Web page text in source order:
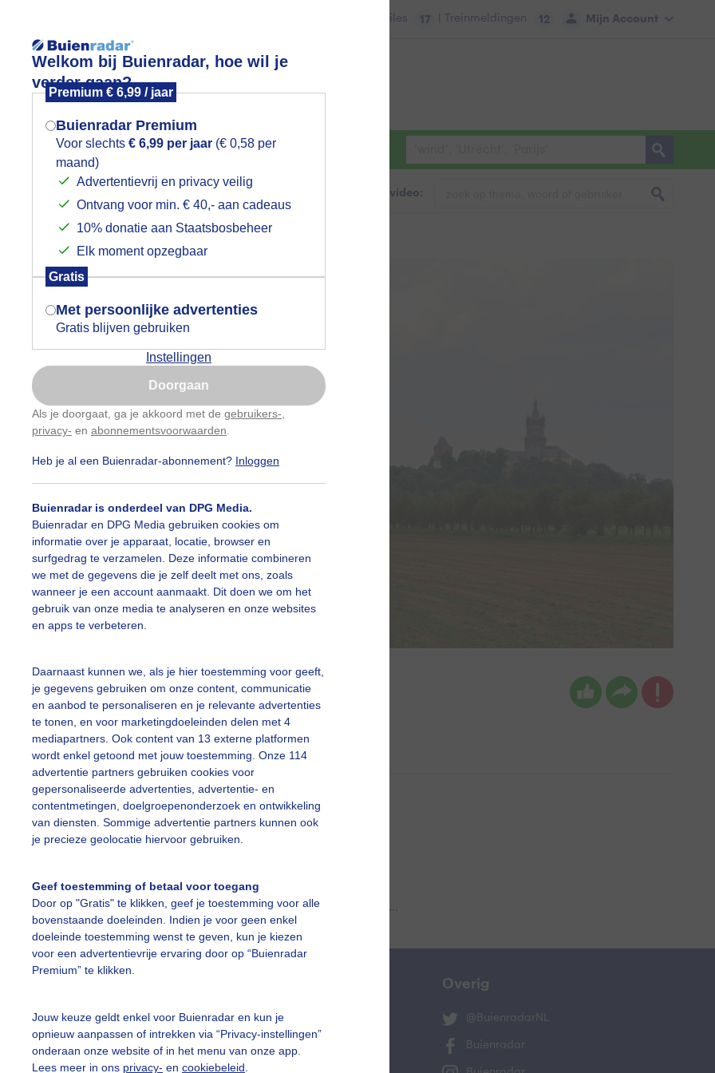
Welkom bij Buienradar, hoe wil je
verder gaan?
Premium € 6,99 / jaar
Buienradar Premium
Voor slechts € 6,99 per jaar (€ 0,58 per
maand)
Advertentievrij en privacy veilig
Ontvang voor min. € 40,- aan cadeaus
10% donatie aan Staatsbosbeheer
Elk moment opzegbaar
Gratis
Met persoonlijke advertenties
Gratis blijven gebruiken
Instellingen
Doorgaan
Als je doorgaat, ga je akkoord met de gebruikers-
privacy- en abonnementsvoorwaarden
Heb je al een Buienradar-abonnement? Inloggen
Buienradar is onderdeel van DPG Media.
Buienradar en DPG Media gebruiken cookies om
informatie over je apparaat, locatie, browser en
surfgedrag te verzamelen. Deze informatie combineren
we met de gegevens die je zelf deelt met ons, zoals
wanneer je een account aanmaakt. Dit doen we om het
gebruik van onze media te analyseren en onze websites
en apps te verbeteren.
Daarnaast kunnen we, als je hier toestemming voor geeft,
je gegevens gebruiken om onze content, communicatie
en aanbod te personaliseren en je relevante advertenties
te tonen, en voor marketingdoeleinden delen met 4
mediapartners. Ook content van 13 externe platformen
wordt enkel getoond met jouw toestemming. Onze 114
advertentie partners gebruiken cookies voor
gepersonaliseerde advertenties, advertentie- en
contentmetingen, doelgroepenonderzoek en ontwikkeling
van diensten. Sommige advertentie partners kunnen ook
je precieze geolocatie hiervoor gebruiken.
Geef toestemming of betaal voor toegang
Door op "Gratis" te klikken, geef je toestemming voor alle
bovenstaande doeleinden. Indien je voor geen enkel
doeleinde toestemming wenst te geven, kun je kiezen
voor een advertentievrije ervaring door op “Buienradar
Premium” te klikken.
Jouw keuze geldt enkel voor Buienradar en kun je
opnieuw aanpassen of intrekken via “Privacy-instellingen”
onderaan onze website of in het menu van onze app.
Lees meer in ons privacy- en cookiebeleid
Mijn Account
Files 17 | Treinmeldingen 12
Foto en video Weerzine
Zoeken in foto & video:
in Kleve met af en toe zon
Rob Schraven Gemaakt: 08-05-2026, 97x bekeken
Zon Wolken
slideshow
Een moment geduld aub...
vragen
De Bilt
Overig
@BuienradarNL
Buienradar
Mogen we je locatie gebruiken voor
het weer?
Indien je hier nog geen akkoord op hebt
gegeven, verschijnt er zo een pop-up uit
je browser waarin deze toestemming
gevraagd wordt.
Is goed, toon de popup
Nu niet, misschien later
Gebruik je Safari en wil je niet elke dag deze pop-up
Klikhierom dit aan te passen